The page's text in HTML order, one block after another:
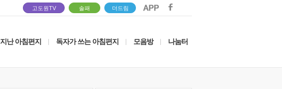
고도원TV 솔패 더드림
지난 아침편지 독자가 쓰는 아침편지 모음방 나눔터